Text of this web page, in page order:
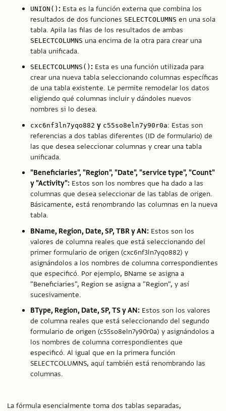
UNION() : Esta es la función externa que combina los
resultados de dos funciones SELECTCOLUMNS en una sola
tabla. Apila las filas de los resultados de ambas
SELECTCOLUMNS una encima de la otra para crear una
tabla unificada.
SELECTCOLUMNS() : Esta es una función utilizada para
crear una nueva tabla seleccionando columnas específicas
de una tabla existente. Le permite remodelar los datos
eligiendo qué columnas incluir y dándoles nuevos
nombres si lo desea.
cxc6nf3ln7yqo882 y c55so8eln7y90r0a: Estas son
referencias a dos tablas diferentes (ID de formulario) de
las que desea seleccionar columnas y crear una tabla
unificada.
"Beneficiaries", "Region", "Date", "service type", "Count"
y "Activity": Estos son los nombres que ha dado a las
columnas que desea seleccionar de las tablas de origen.
Básicamente, está renombrando las columnas en la nueva
tabla.
BName, Region, Date, SP, TBR y AN: Estos son los
valores de columna reales que está seleccionando del
primer formulario de origen (cxc6nf3ln7yqo882) y
asignándolos a los nombres de columna correspondientes
que especificó. Por ejemplo, BName se asigna a
"Beneficiaries", Region se asigna a "Region", y así
sucesivamente.
BType, Region, Date, SP, TS y AN: Estos son los valores
de columna reales que está seleccionando del segundo
formulario de origen (c55so8eln7y90r0a) y asignándolos a
los nombres de columna correspondientes que
especificó. Al igual que en la primera función
SELECTCOLUMNS, aquí también está renombrando las
columnas.
La fórmula esencialmente toma dos tablas separadas,